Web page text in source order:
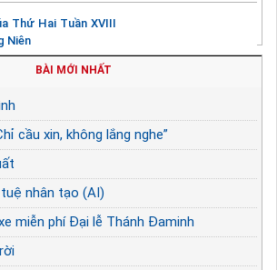
Thứ Hai Tuần XVIII
Niên
BÀI MỚI NHẤT
cầu xin, không lắng nghe”
nhân tạo (AI)
miễn phí Đại lễ Thánh Đaminh